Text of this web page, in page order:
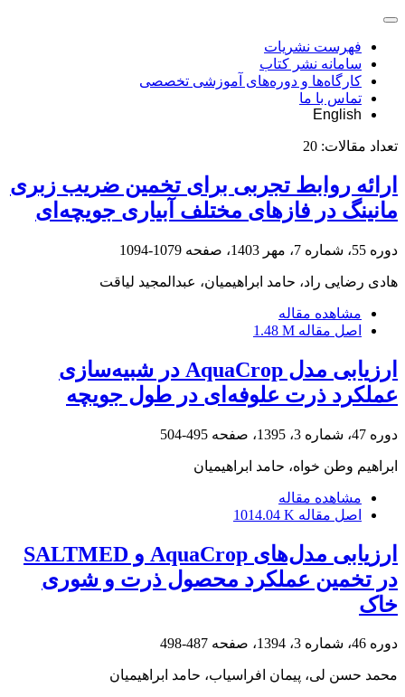
فهرست نشریات
سامانه نشر کتاب
کارگاه‌ها و دوره‌های آموزشی تخصصی
تماس با ما
English
تعداد مقالات: 20
ارائه روابط تجربی برای تخمین ضریب زبری
مانینگ در فازهای مختلف آبیاری جویچه‌ای
دوره 55، شماره 7، مهر 1403، صفحه 1079-1094
هادی رضایی راد، حامد ابراهیمیان، عبدالمجید لیاقت
مشاهده مقاله
اصل مقاله 1.48 M
ارزیابی مدل AquaCrop در شبیه‌سازی
عملکرد ذرت علوفه‌ای در طول جویچه
دوره 47، شماره 3، 1395، صفحه 495-504
ابراهیم وطن خواه، حامد ابراهیمیان
مشاهده مقاله
اصل مقاله 1014.04 K
ارزیابی مدل‌های AquaCrop و SALTMED
در تخمین عملکرد محصول ذرت و شوری
خاک
دوره 46، شماره 3، 1394، صفحه 487-498
محمد حسن لی، پیمان افراسیاب، حامد ابراهیمیان